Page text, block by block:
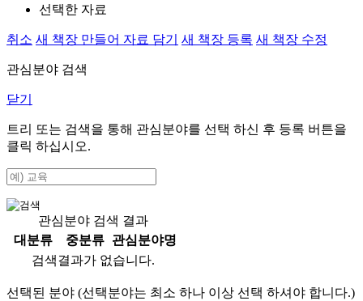
선택한 자료
취소 새 책장 만들어 자료 담기 새 책장 등록 새 책장 수정
관심분야 검색
닫기
트리 또는 검색을 통해 관심분야를 선택 하신 후 등록 버튼을
클릭 하십시오.
관심분야 검색 결과
대분류
중분류
관심분야명
검색결과가 없습니다.
선택된 분야 (선택분야는 최소 하나 이상 선택 하셔야 합니다.)